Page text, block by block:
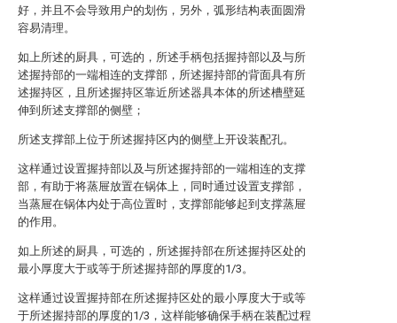
好，并且不会导致用户的划伤，另外，弧形结构表面圆滑
容易清理。
如上所述的厨具，可选的，所述手柄包括握持部以及与所
述握持部的一端相连的支撑部，所述握持部的背面具有所
述握持区，且所述握持区靠近所述器具本体的所述槽壁延
伸到所述支撑部的侧壁；
所述支撑部上位于所述握持区内的侧壁上开设装配孔。
这样通过设置握持部以及与所述握持部的一端相连的支撑
部，有助于将蒸屉放置在锅体上，同时通过设置支撑部，
当蒸屉在锅体内处于高位置时，支撑部能够起到支撑蒸屉
的作用。
如上所述的厨具，可选的，所述握持部在所述握持区处的
最小厚度大于或等于所述握持部的厚度的1/3。
这样通过设置握持部在所述握持区处的最小厚度大于或等
于所述握持部的厚度的1/3，这样能够确保手柄在装配过程